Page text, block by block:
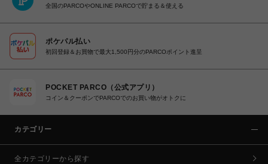
全国のPARCOやONLINE PARCOで貯まる＆使える
ポケパル払い
初回登録＆お買物で最大1,500円分のPARCOポイント進呈
POCKET PARCO（公式アプリ）
コイン＆クーポンでPARCOでのお買い物がオトクに
カテゴリー
全カテゴリーから探す